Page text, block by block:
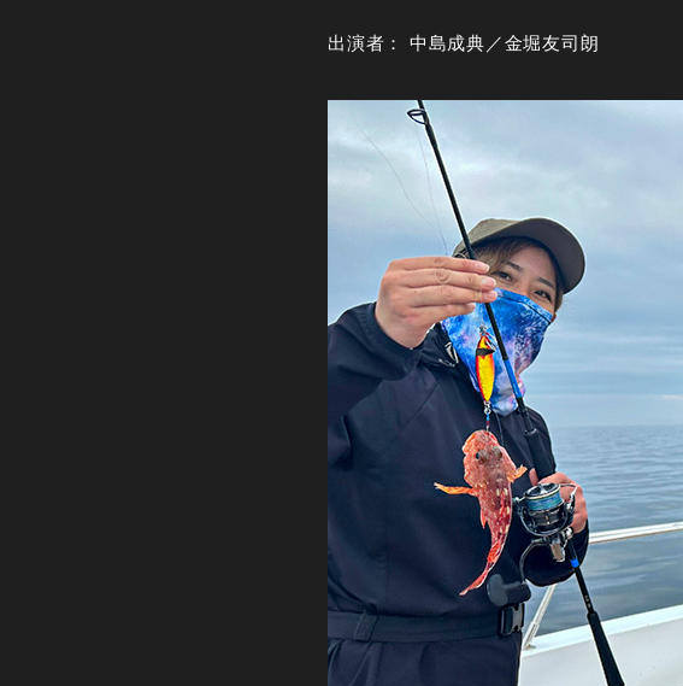
出演者： 中島成典／金堀友司朗